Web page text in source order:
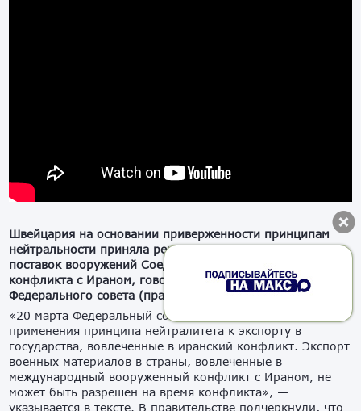
Швейцария на основании приверженности принципам
нейтральности приняла решение воздержаться от
поставок вооружений Соединенным Штатам на время
конфликта с Ираном, говорится в заявлении на сайте
Федерального совета (правительства) страны.
«20 марта Федеральный совет рассмотрел последствия
применения принципа нейтралитета к экспорту в
государства, вовлеченные в иранский конфликт. Экспорт
военных материалов в страны, вовлеченные в
международный вооруженный конфликт с Ираном, не
может быть разрешен на время конфликта», —
указывается в тексте. В правительстве подчеркнули, что